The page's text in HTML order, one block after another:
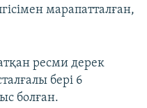
марапатталған,
ресми дерек
бері 6
болған.